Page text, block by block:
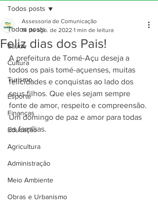
Todos posts
Saúde
Cultura
Turismo
Esporte
Finanças
Educação
Agricultura
Administração
Meio Ambiente
Obras e Urbanismo
Todos posts
Feliz dias dos Pais!
Assessoria de Comunicação
14 de ago. de 2022 1 min de leitura
A prefeitura de Tomé-Açu deseja a
todos os pais tomé-açuenses, muitas
felicidades e conquistas ao lado dos
seus filhos. Que eles sejam sempre
fonte de amor, respeito e compreensão.
Um domingo de paz e amor para todas
as famílias.